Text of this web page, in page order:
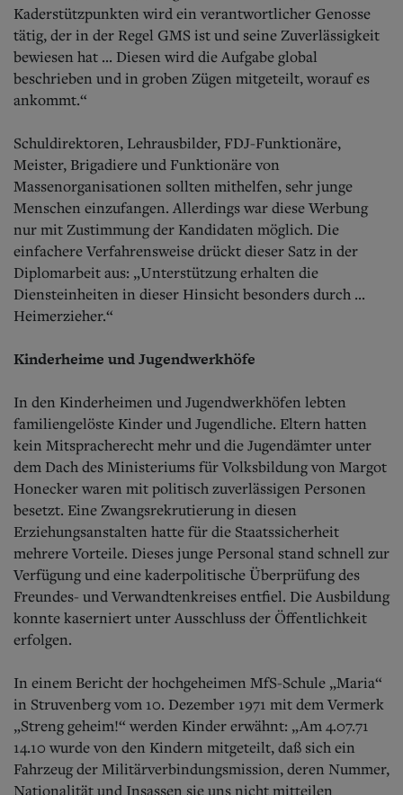
Kaderstützpunkten wird ein verantwortlicher Genosse
tätig, der in der Regel GMS ist und seine Zuverlässigkeit
bewiesen hat ... Diesen wird die Aufgabe global
beschrieben und in groben Zügen mitgeteilt, worauf es
ankommt.“
Schuldirektoren, Lehrausbilder, FDJ-Funktionäre,
Meister, Brigadiere und Funktionäre von
Massenorganisationen sollten mithelfen, sehr junge
Menschen einzufangen. Allerdings war diese Werbung
nur mit Zustimmung der Kandidaten möglich. Die
einfachere Verfahrensweise drückt dieser Satz in der
Diplomarbeit aus: „Unterstützung erhalten die
Diensteinheiten in dieser Hinsicht besonders durch ...
Heimerzieher.“
Kinderheime und Jugendwerkhöfe
In den Kinderheimen und Jugendwerkhöfen lebten
familiengelöste Kinder und Jugendliche. Eltern hatten
kein Mitspracherecht mehr und die Jugendämter unter
dem Dach des Ministeriums für Volksbildung von Margot
Honecker waren mit politisch zuverlässigen Personen
besetzt. Eine Zwangsrekrutierung in diesen
Erziehungsanstalten hatte für die Staatssicherheit
mehrere Vorteile. Dieses junge Personal stand schnell zur
Verfügung und eine kaderpolitische Überprüfung des
Freundes- und Verwandtenkreises entfiel. Die Ausbildung
konnte kaserniert unter Ausschluss der Öffentlichkeit
erfolgen.
In einem Bericht der hochgeheimen MfS-Schule „Maria“
in Struvenberg vom 10. Dezember 1971 mit dem Vermerk
„Streng geheim!“ werden Kinder erwähnt: „Am 4.07.71
14.10 wurde von den Kindern mitgeteilt, daß sich ein
Fahrzeug der Militärverbindungsmission, deren Nummer,
Nationalität und Insassen sie uns nicht mitteilen